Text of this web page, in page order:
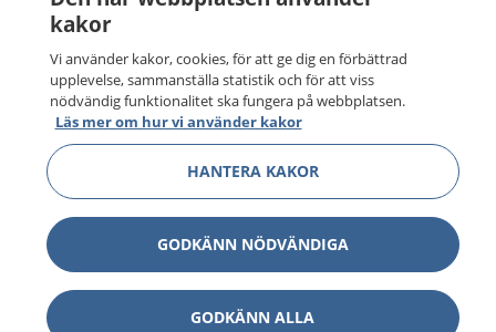
kakor
Vi använder kakor, cookies, för att ge dig en förbättrad
upplevelse, sammanställa statistik och för att viss
nödvändig funktionalitet ska fungera på webbplatsen.
Läs mer om hur vi använder kakor
HANTERA KAKOR
GODKÄNN NÖDVÄNDIGA
GODKÄNN ALLA